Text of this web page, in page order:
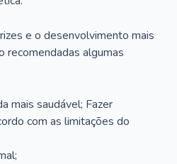
e o desenvolvimento mais
recomendadas algumas
mais saudável; Fazer
com as limitações do